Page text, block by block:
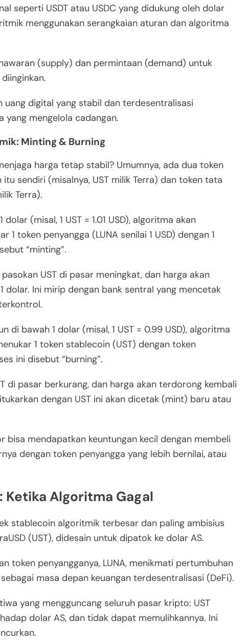
seperti USDT atau USDC yang didukung oleh dolar
menggunakan serangkaian aturan dan algoritma
(supply) dan permintaan (demand) untuk
uang digital yang stabil dan terdesentralisasi
yang mengelola cadangan.
Minting & Burning
harga tetap stabil? Umumnya, ada dua token
sendiri (misalnya, UST milik Terra) dan token tata
Terra).
(misal, 1 UST = 1.01 USD), algoritma akan
1 token penyangga (LUNA senilai 1 USD) dengan 1
“minting”.
UST di pasar meningkat, dan harga akan
Ini mirip dengan bank sentral yang mencetak
di bawah 1 dolar (misal, 1 UST = 0.99 USD), algoritma
1 token stablecoin (UST) dengan token
ini disebut “burning”.
di pasar berkurang, dan harga akan terdorong kembali
dengan UST ini akan dicetak (mint) baru atau
bisa mendapatkan keuntungan kecil dengan membeli
dengan token penyangga yang lebih bernilai, atau
Ketika Algoritma Gagal
stablecoin algoritmik terbesar dan paling ambisius
(UST), didesain untuk dipatok ke dolar AS.
token penyangganya, LUNA, menikmati pertumbuhan
masa depan keuangan terdesentralisasi (DeFi).
yang mengguncang seluruh pasar kripto: UST
dolar AS, dan tidak dapat memulihkannya. Ini